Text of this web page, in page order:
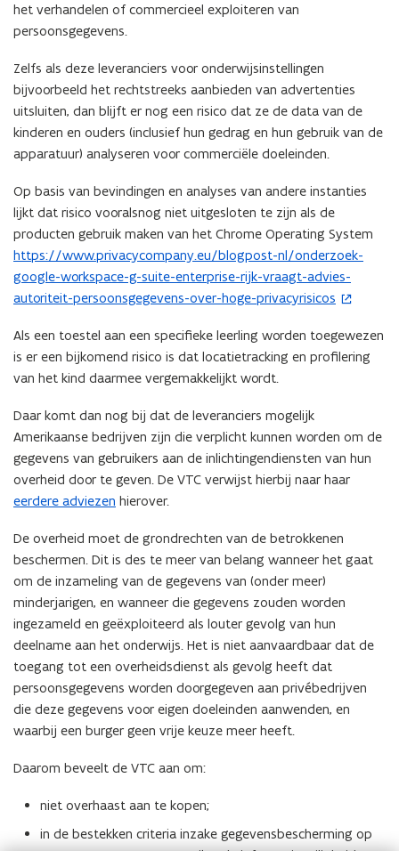
het verhandelen of commercieel exploiteren van
persoonsgegevens.
Zelfs als deze leveranciers voor onderwijsinstellingen
bijvoorbeeld het rechtstreeks aanbieden van advertenties
uitsluiten, dan blijft er nog een risico dat ze de data van de
kinderen en ouders (inclusief hun gedrag en hun gebruik van de
apparatuur) analyseren voor commerciële doeleinden.
Op basis van bevindingen en analyses van andere instanties
lijkt dat risico vooralsnog niet uitgesloten te zijn als de
producten gebruik maken van het Chrome Operating System
https://www.privacycompany.eu/blogpost-nl/onderzoek-
google-workspace-g-suite-enterprise-rijk-vraagt-advies-
autoriteit-persoonsgegevens-over-hoge-privacyrisicos
(
o
p
n
t
i
e
w
v
e
n
s
t
e
r
)
Als een toestel aan een specifieke leerling worden toegewezen
is er een bijkomend risico is dat locatietracking en profilering
van het kind daarmee vergemakkelijkt wordt.
Daar komt dan nog bij dat de leveranciers mogelijk
Amerikaanse bedrijven zijn die verplicht kunnen worden om de
gegevens van gebruikers aan de inlichtingendiensten van hun
overheid door te geven. De VTC verwijst hierbij naar haar
eerdere adviezen hierover.
De overheid moet de grondrechten van de betrokkenen
beschermen. Dit is des te meer van belang wanneer het gaat
om de inzameling van de gegevens van (onder meer)
minderjarigen, en wanneer die gegevens zouden worden
ingezameld en geëxploiteerd als louter gevolg van hun
deelname aan het onderwijs. Het is niet aanvaardbaar dat de
toegang tot een overheidsdienst als gevolg heeft dat
persoonsgegevens worden doorgegeven aan privébedrijven
die deze gegevens voor eigen doeleinden aanwenden, en
waarbij een burger geen vrije keuze meer heeft.
Daarom beveelt de VTC aan om:
niet overhaast aan te kopen;
in de bestekken criteria inzake gegevensbescherming op